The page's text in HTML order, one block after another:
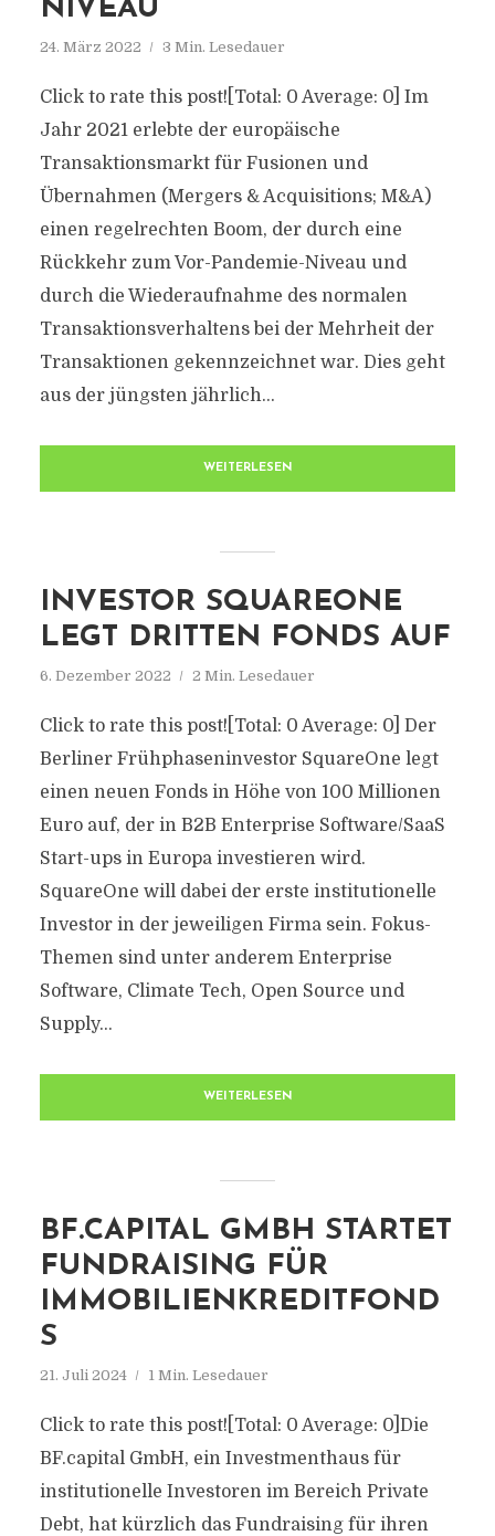
NIVEAU“
24. März 2022 3 Min. Lesedauer
Click to rate this post![Total: 0 Average: 0] Im
Jahr 2021 erlebte der europäische
Transaktionsmarkt für Fusionen und
Übernahmen (Mergers & Acquisitions; M&A)
einen regelrechten Boom, der durch eine
Rückkehr zum Vor-Pandemie-Niveau und
durch die Wiederaufnahme des normalen
Transaktionsverhaltens bei der Mehrheit der
Transaktionen gekennzeichnet war. Dies geht
aus der jüngsten jährlich...
WEITERLESEN
INVESTOR SQUAREONE
LEGT DRITTEN FONDS AUF
6. Dezember 2022 2 Min. Lesedauer
Click to rate this post![Total: 0 Average: 0] Der
Berliner Frühphaseninvestor SquareOne legt
einen neuen Fonds in Höhe von 100 Millionen
Euro auf, der in B2B Enterprise Software/SaaS
Start-ups in Europa investieren wird.
SquareOne will dabei der erste institutionelle
Investor in der jeweiligen Firma sein. Fokus-
Themen sind unter anderem Enterprise
Software, Climate Tech, Open Source und
Supply...
WEITERLESEN
BF.CAPITAL GMBH STARTET
FUNDRAISING FÜR
IMMOBILIENKREDITFOND
S
21. Juli 2024 1 Min. Lesedauer
Click to rate this post![Total: 0 Average: 0]Die
BF.capital GmbH, ein Investmenthaus für
institutionelle Investoren im Bereich Private
Debt, hat kürzlich das Fundraising für ihren